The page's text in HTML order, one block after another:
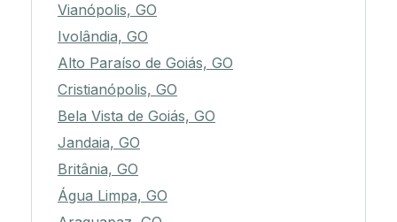
Vianópolis, GO
Ivolândia, GO
Alto Paraíso de Goiás, GO
Cristianópolis, GO
Bela Vista de Goiás, GO
Jandaia, GO
Britânia, GO
Água Limpa, GO